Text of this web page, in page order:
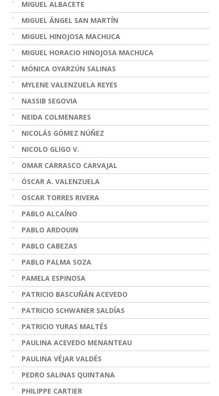
MIGUEL ALBACETE
MIGUEL ÁNGEL SAN MARTÍN
MIGUEL HINOJOSA MACHUCA
MIGUEL HORACIO HINOJOSA MACHUCA
MÓNICA OYARZÚN SALINAS
MYLENE VALENZUELA REYES
NASSIB SEGOVIA
NEIDA COLMENARES
NICOLÁS GÓMEZ NÚÑEZ
NICOLO GLIGO V.
OMAR CARRASCO CARVAJAL
ÓSCAR A. VALENZUELA
OSCAR TORRES RIVERA
PABLO ALCAÍNO
PABLO ARDOUIN
PABLO CABEZAS
PABLO PALMA SOZA
PAMELA ESPINOSA
PATRICIO BASCUÑÁN ACEVEDO
PATRICIO SCHWANER SALDÍAS
PATRICIO YURAS MALTÉS
PAULINA ACEVEDO MENANTEAU
PAULINA VÉJAR VALDÉS
PEDRO SALINAS QUINTANA
PHILIPPE CARTIER